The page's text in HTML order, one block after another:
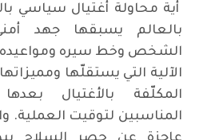
أية محاولة أغتيال سياسي
بالعالم يسبقها جهد
الشخص وخط سيره ومواعيده
الآلية التي يستقلّها
المكلّفة بالأغتيال
المناسبين لتوقيت العملية.